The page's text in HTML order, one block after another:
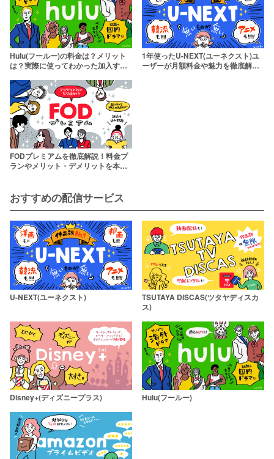
Hulu(フールー)の料金は？メリット
は？実際に使ってわかった加入すべ
1年使ったU-NEXT(ユーネクスト)ユ
ーザーが月額料金や魅力を徹底解
FODプレミアムを徹底解説！料金プ
ランやメリット・デメリットを本音
おすすめの配信サービス
U-NEXT(ユーネクスト)
TSUTAYA DISCAS(ツタヤディスカ
ス)
Disney+(ディズニープラス) Hulu(フールー)